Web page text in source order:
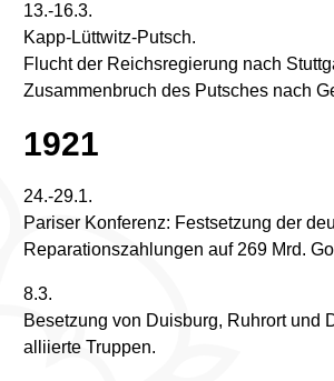
13.-16.3.
Kapp-Lüttwitz-Putsch.
Flucht der Reichsregierung nach
Zusammenbruch des Putsches nach
1921
24.-29.1.
Pariser Konferenz: Festsetzung der
Reparationszahlungen auf 269 Mrd.
8.3.
Besetzung von Duisburg, Ruhrort und
alliierte Truppen.